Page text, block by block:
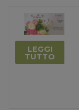
LEGGI
TUTTO